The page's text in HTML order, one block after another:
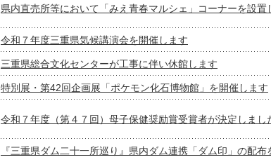
県内直売所等において「みえ青春マルシェ」コーナーを設置
令和７年度三重県気候講演会を開催します
三重県総合文化センターが工事に伴い休館します
特別展・第42回企画展「ポケモン化石博物館」を開催します
令和７年度（第４７回）母子保健奨励賞受賞者が決定しまし
『三重県ダム二十一所巡り』県内ダム連携「ダム印」の配布